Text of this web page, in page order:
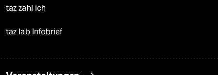
taz zahl ich
taz lab Infobrief